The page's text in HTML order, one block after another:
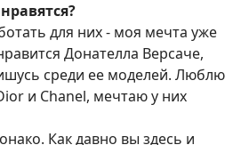
для них - моя мечта уже
Донателла Версаче,
среди ее моделей. Люблю
и Chanel, мечтаю у них
Как давно вы здесь и